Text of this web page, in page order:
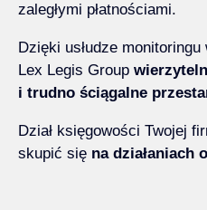
zaległymi płatnościami.
Dzięki usłudze
Lex Legis Group
i trudno ściągalne
Dział księgowości Twojej
skupić się na działaniach